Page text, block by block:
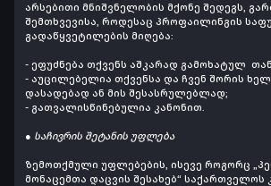
არსებითი მნიშვნელობის მქონე შედეგს,
შემთხვევისა, როდესაც პროფაილინგის
გადაწყვეტილების მიღება:
- ეფუძნება თქვენს აშკარად გამოხატულ
- აუცილებელია თქვენსა და ჩვენ შორის
დასადებად ან მის შესასრულებლად;
- გათვალისწინებულია კანონით.
● საჩივრის შეტანის უფლება
ზემოთქმული უფლებების, ისევე როგორც
მონაცემთა დაცვის შესახებ“ საქართველოს